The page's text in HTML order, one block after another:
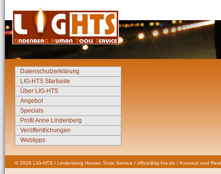
Datenschutzerklärung
LIG-HTS Startseite
Über LIG-HTS
Angebot
Specials
Profil Anne Lindenberg
Veröffentlichungen
Webtipps
© 2026 LIG-HTS / Lindenberg Human Tools Service / office@lig-hts.de / Konzept und